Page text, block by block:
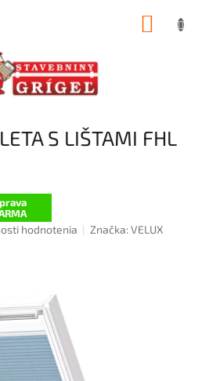
S LIŠTAMI FHL
hodnotenia Značka:VELUX